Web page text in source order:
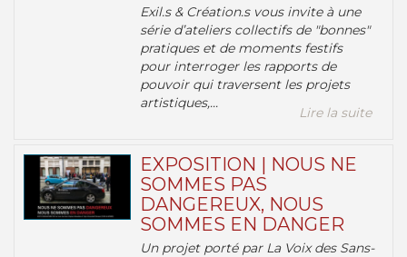
Exil.s & Création.s vous invite à une
série d’ateliers collectifs de "bonnes"
pratiques et de moments festifs
pour interroger les rapports de
pouvoir qui traversent les projets
artistiques,...
Lire la suite
EXPOSITION | NOUS NE
SOMMES PAS
DANGEREUX, NOUS
SOMMES EN DANGER
Un projet porté par La Voix des Sans-